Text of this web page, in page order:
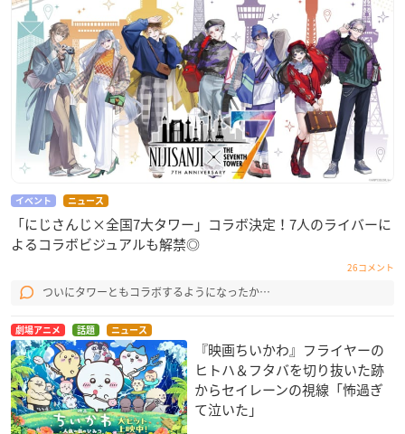
イベント ニュース
「にじさんじ×全国7大タワー」コラボ決定！7人のライバーに
よるコラボビジュアルも解禁◎
26コメント
ついにタワーともコラボするようになったか…
劇場アニメ 話題 ニュース
『映画ちいかわ』フライヤーの
ヒトハ＆フタバを切り抜いた跡
からセイレーンの視線「怖過ぎ
て泣いた」